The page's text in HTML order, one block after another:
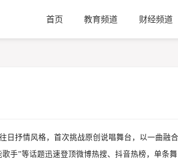
首页 教育频道 财经频道
抒情风格，首次挑战原创说唱舞台，以一曲融
手”等话题迅速登顶微博热搜、抖音热榜，单条